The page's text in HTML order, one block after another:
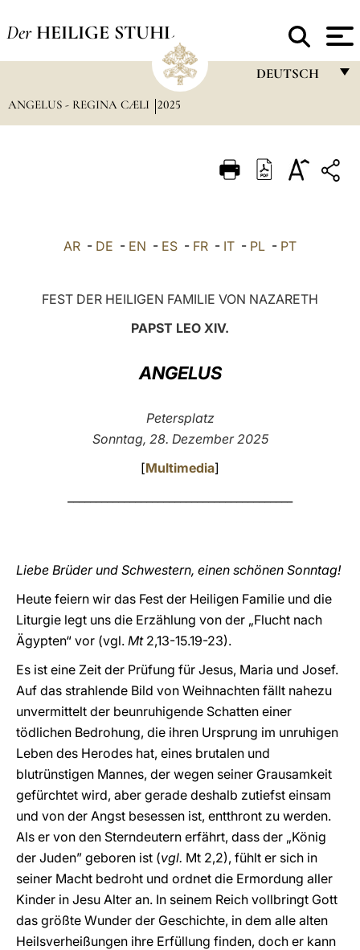
Der HEILIGE STUHL
DEUTSCH
ITALIANO
POLSKI
ANGELUS - REGINA CÆLI 2025
AR - DE - EN - ES - FR - IT - PL - PT
FEST DER HEILIGEN FAMILIE VON NAZARETH
PAPST LEO XIV.
ANGELUS
Petersplatz
Sonntag, 28. Dezember 2025
[Multimedia]
Liebe Brüder und Schwestern, einen schönen Sonntag!
Heute feiern wir das Fest der Heiligen Familie und die
Liturgie legt uns die Erzählung von der „Flucht nach
Ägypten“ vor (vgl. Mt 2,13-15.19-23).
Es ist eine Zeit der Prüfung für Jesus, Maria und Josef.
Auf das strahlende Bild von Weihnachten fällt nahezu
unvermittelt der beunruhigende Schatten einer
tödlichen Bedrohung, die ihren Ursprung im unruhigen
Leben des Herodes hat, eines brutalen und
blutrünstigen Mannes, der wegen seiner Grausamkeit
gefürchtet wird, aber gerade deshalb zutiefst einsam
und von der Angst besessen ist, entthront zu werden.
Als er von den Sterndeutern erfährt, dass der „König
der Juden” geboren ist (vgl. Mt 2,2), fühlt er sich in
seiner Macht bedroht und ordnet die Ermordung aller
Kinder in Jesu Alter an. In seinem Reich vollbringt Gott
das größte Wunder der Geschichte, in dem alle alten
Heilsverheißungen ihre Erfüllung finden, doch er kann